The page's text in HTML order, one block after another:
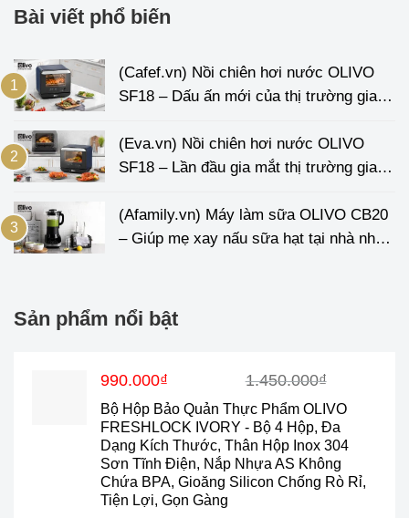
Bài viết phổ biến
(Cafef.vn) Nồi chiên hơi nước OLIVO
SF18 – Dấu ấn mới của thị trường gia
(Eva.vn) Nồi chiên hơi nước OLIVO
SF18 – Lần đầu gia mắt thị trường gia
(Afamily.vn) Máy làm sữa OLIVO CB20
– Giúp mẹ xay nấu sữa hạt tại nhà nhàn
Sản phẩm nổi bật
Bộ Hộp Bảo Quản Thực Phẩm OLIVO
FRESHLOCK IVORY - Bộ 4 Hộp, Đa
Dạng Kích Thước, Thân Hộp Inox 304
Sơn Tĩnh Điện, Nắp Nhựa AS Không
Chứa BPA, Gioăng Silicon Chống Rò Rỉ,
Tiện Lợi, Gọn Gàng
1.450.000₫
Giá
là:
1.450.000₫.
990.000₫
Giá
tại
là:
990.000₫.